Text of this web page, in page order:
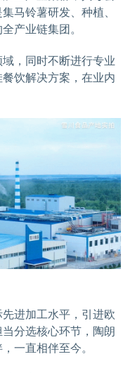
马铃薯研发、种植、
产业链集团。
，同时不断进行专业
饮解决方案，在业内
进加工水平，引进欧
分选核心环节，陶朗
一直相伴至今。